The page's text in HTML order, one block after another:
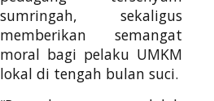
sumringah, sekaligus
memberikan semangat
moral bagi pelaku UMKM
lokal di tengah bulan suci.